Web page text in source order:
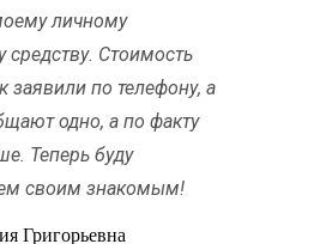
личному
средству. Стоимость
заявили по телефону, а
одно, а по факту
Теперь буду
своим знакомым!